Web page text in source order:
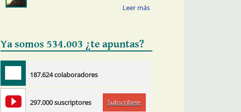
Ya somos 534.003 ¿te apuntas?
187.624 colaboradores
297.000 suscriptores Subscríbete